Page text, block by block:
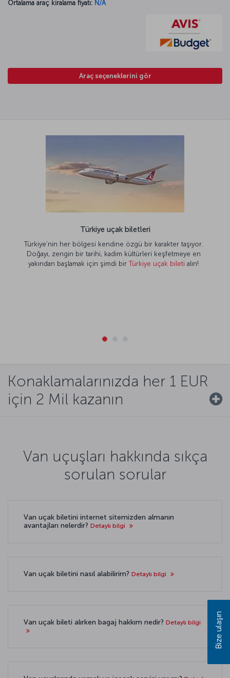
Ortalama araç kiralama fiyatı: N/A
Araç seçeneklerini gör
Türkiye uçak biletleri
Türkiye’nin her bölgesi kendine özgü bir karakter taşıyor.
Doğayı, zengin bir tarihi, kadim kültürleri keşfetmeye en
yakından başlamak için şimdi birTürkiye uçak bileti alın!
Konaklamalarınızda her 1 EUR
için 2 Mil kazanın
Van uçuşları hakkında sıkça
sorulan sorular
Van uçak biletini internet sitemizden almanın
avantajları nelerdir? Detaylı bilgi
Van uçak biletini nasıl alabilirim? Detaylı bilgi
Van uçak bileti alırken bagaj hakkım nedir? Detaylı bilgi Bize ulaşın